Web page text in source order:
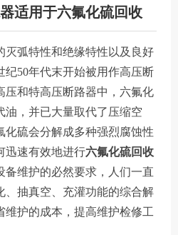
适用于六氟化硫回收
灭弧特性和绝缘特性以及良好
纪50年代末开始被用作高压断
压和特高压断路器中，六氟化
油，并已大量取代了压缩空
化硫会分解成多种强烈腐蚀性
迅速有效地进行六氟化硫回收
备维护的必然要求，人们一直
、抽真空、充灌功能的综合解
维护的成本，提高维护检修工